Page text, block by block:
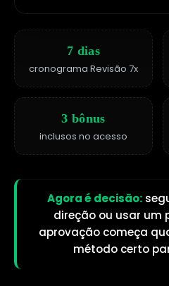
7 dias
cronograma Revisão 7x
3 bônus
inclusos no acesso
Agora é decisão:
direção ou usar um
aprovação começa
método certo